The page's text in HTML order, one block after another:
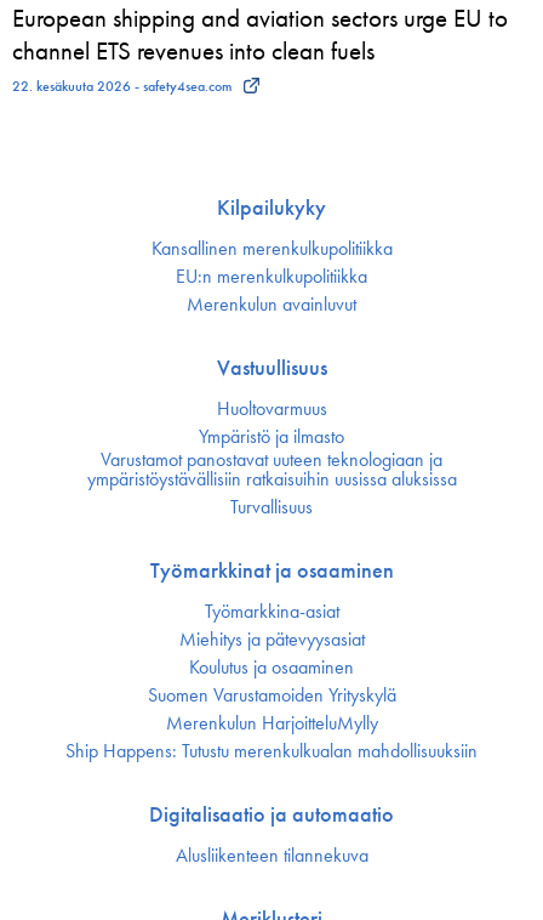
European shipping and aviation sectors urge EU to
channel ETS revenues into clean fuels
22. kesäkuuta 2026 - safety4sea.com
Kilpailukyky
Kansallinen merenkulku­politiikka
EU:n merenkulku­politiikka
Merenkulun avainluvut
Vastuullisuus
Huoltovarmuus
Ympäristö ja ilmasto
Varustamot panostavat uuteen teknologiaan ja
ympäristöystävällisiin ratkaisuihin uusissa aluksissa
Turvallisuus
Työmarkkinat ja osaaminen
Työmarkkina-asiat
Miehitys ja pätevyys­asiat
Koulutus ja osaaminen
Suomen Varustamoiden Yrityskylä
Merenkulun HarjoitteluMylly
Ship Happens: Tutustu merenkulkualan mahdollisuuksiin
Digitalisaatio ja automaatio
Alusliikenteen tilannekuva